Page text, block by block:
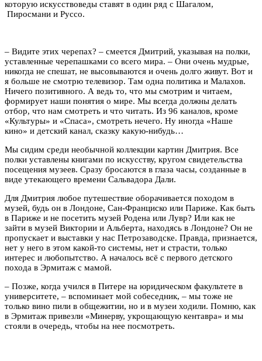
которую искусствоведы ставят в один ряд с Шагалом,
Пиросмани и Руссо.
– Видите этих черепах? – смеется Дмитрий, указывая на полки,
уставленные черепашками со всего мира. – Они очень мудрые,
никогда не спешат, не высовываются и очень долго живут. Вот и
я больше не смотрю телевизор. Там одна политика и Малахов.
Ничего позитивного. А ведь то, что мы смотрим и читаем,
формирует наши понятия о мире. Мы всегда должны делать
отбор, что нам смотреть и что читать. Из 96 каналов, кроме
«Культуры» и «Спаса», смотреть нечего. Ну иногда «Наше
кино» и детский канал, сказку какую-нибудь…
Мы сидим среди необычной коллекции картин Дмитрия. Все
полки уставлены книгами по искусству, кругом свидетельства
посещения музеев. Сразу бросаются в глаза часы, созданные в
виде утекающего времени Сальвадора Дали.
Для Дмитрия любое путешествие оборачивается походом в
музей, будь он в Лондоне, Сан-Франциско или Париже. Как быть
в Париже и не посетить музей Родена или Лувр? Или как не
зайти в музей Виктории и Альберта, находясь в Лондоне? Он не
пропускает и выставки у нас Петрозаводске. Правда, признается,
нет у него в этом какой-то системы, нет и страсти, только
интерес и любопытство. А началось всё с первого детского
похода в Эрмитаж с мамой.
– Позже, когда учился в Питере на юридическом факультете в
университете, – вспоминает мой собеседник, – мы тоже не
только вино пили в общежитии, но и в музеи ходили. Помню, как
в Эрмитаж привезли «Минерву, укрощающую кентавра» и мы
стояли в очередь, чтобы на нее посмотреть.